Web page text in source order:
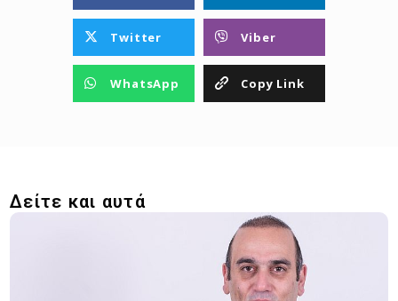
Twitter Viber
WhatsApp Copy Link
Δείτε και αυτά